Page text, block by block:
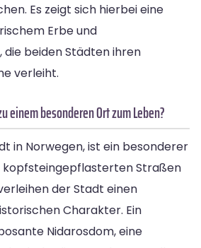
Es zeigt sich hierbei eine
Erbe und
beiden Städten ihren
verleiht.
einem besonderen Ort zum Leben?
in Norwegen, ist ein besonderer
kopfsteingepflasterten Straßen
der Stadt einen
Charakter. Ein
Nidarosdom, eine